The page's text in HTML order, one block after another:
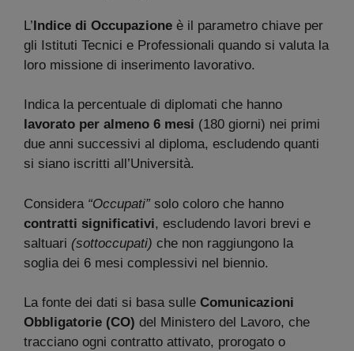
L’Indice di Occupazione è il parametro chiave per
gli Istituti Tecnici e Professionali quando si valuta la
loro missione di inserimento lavorativo.
Indica la percentuale di diplomati che hanno
lavorato per almeno 6 mesi (180 giorni) nei primi
due anni successivi al diploma, escludendo quanti
si siano iscritti all’Università.
Considera “Occupati” solo coloro che hanno
contratti significativi, escludendo lavori brevi e
saltuari (sottoccupati) che non raggiungono la
soglia dei 6 mesi complessivi nel biennio.
La fonte dei dati si basa sulle Comunicazioni
Obbligatorie (CO) del Ministero del Lavoro, che
tracciano ogni contratto attivato, prorogato o